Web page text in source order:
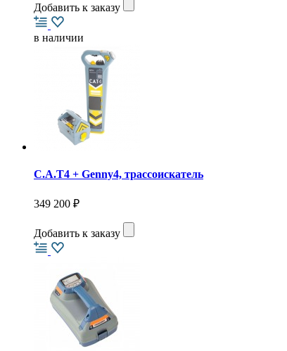
Добавить к заказу
в наличии
C.A.T4 + Genny4, трассоискатель
349 200 ₽
Добавить к заказу